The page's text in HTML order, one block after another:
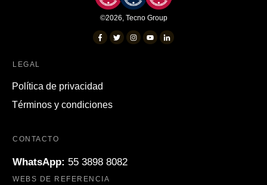
©2026, Tecno Group
LEGAL
Política de privacidad
Términos y condiciones
CONTACTO
WhatsApp: 55 3898 8082
WEBS DE REFERENCIA